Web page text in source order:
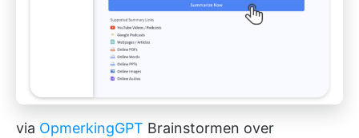
via OpmerkingGPT Brainstormen over